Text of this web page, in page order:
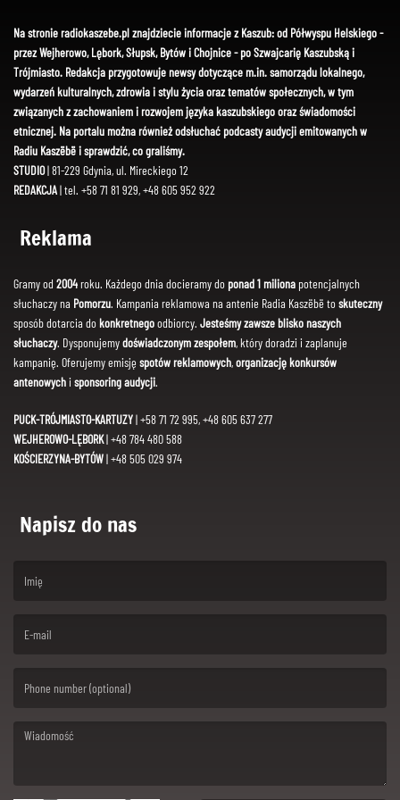
Na stronie radiokaszebe.pl znajdziecie informacje z Kaszub: od Półwyspu Helskiego -
przez Wejherowo, Lębork, Słupsk, Bytów i Chojnice - po Szwajcarię Kaszubską i
Trójmiasto. Redakcja przygotowuje newsy dotyczące m.in. samorządu lokalnego,
wydarzeń kulturalnych, zdrowia i stylu życia oraz tematów społecznych, w tym
związanych z zachowaniem i rozwojem języka kaszubskiego oraz świadomości
etnicznej. Na portalu można również odsłuchać podcasty audycji emitowanych w
Radiu Kaszëbë i sprawdzić, co graliśmy.
STUDIO| 81-229 Gdynia, ul. Mireckiego 12
REDAKCJA| tel. +58 71 81 929, +48 605 952 922
Reklama
Gramy od 2004roku. Każdego dnia docieramy do ponad 1 miliona potencjalnych
słuchaczy na Pomorzu. Kampania reklamowa na antenie Radia Kaszëbë toskuteczny
sposób dotarcia dokonkretnegoodbiorcy. Jesteśmy zawsze blisko naszych
słuchaczy. Dysponujemydoświadczonym zespołem, który doradzi i zaplanuje
kampanię. Oferujemy emisję spotów reklamowych,organizację konkursów
antenowychi sponsoring audycji.
PUCK-TRÓJMIASTO-KARTUZY| +58 71 72 995, +48 605 637 277
WEJHEROWO-LĘBORK| +48 784 480 588
KOŚCIERZYNA-BYTÓW| +48 505 029 974
Napisz do nas